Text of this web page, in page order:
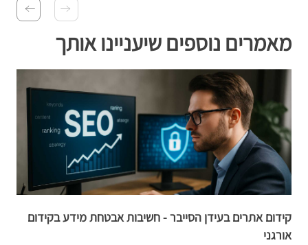
מאמרים נוספים שיעניינו אותך
קידום אתרים בעידן הסייבר - חשיבות אבטחת מידע בקידום
אורגני